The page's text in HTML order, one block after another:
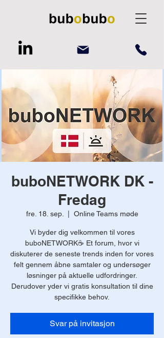
buboNETWORK DK -
Fredag
fre. 18. sep. Online Teams møde
Vi byder dig velkommen til vores
buboNETWORK☕️ Et forum, hvor vi
diskuterer de seneste trends inden for vores
felt gennem åbne samtaler og undersøger
løsninger på aktuelle udfordringer.
Derudover yder vi gratis konsultation til dine
specifikke behov.
Svar på invitasjon